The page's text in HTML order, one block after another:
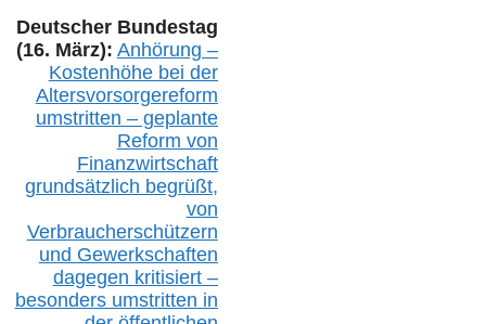
Deutscher Bundestag
(16. März): Anhörung –
Kostenhöhe bei der
Altersvorsorgereform
umstritten – geplante
Reform von
Finanzwirtschaft
grundsätzlich begrüßt,
von
Verbraucherschützern
und Gewerkschaften
dagegen kritisiert –
besonders umstritten in